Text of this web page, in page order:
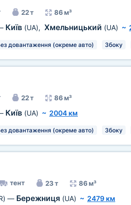
22 т 86 м³
Київ (UA), Хмельницький (UA) ~
довантаження (окреме авто) Збоку
22 т 86 м³
Київ (UA) ~ 2004 км
довантаження (окреме авто) Збоку
тент 23 т 86 м³
— Бережниця (UA) ~ 2479 км